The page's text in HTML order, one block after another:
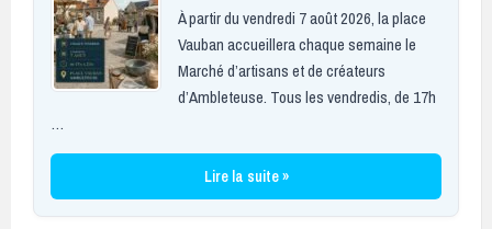
À partir du vendredi 7 août 2026, la place
Vauban accueillera chaque semaine le
Marché d’artisans et de créateurs
d’Ambleteuse. Tous les vendredis, de 17h
…
Lire la suite »